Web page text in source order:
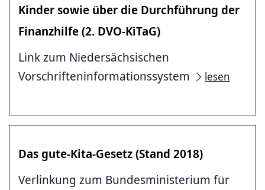
Kinder sowie über die Durchführung der
Finanzhilfe (2. DVO-KiTaG)
Link zum Niedersächsischen
Vorschrifteninformationssystem
lesen
Das gute-Kita-Gesetz (Stand 2018)
Verlinkung zum Bundesministerium für